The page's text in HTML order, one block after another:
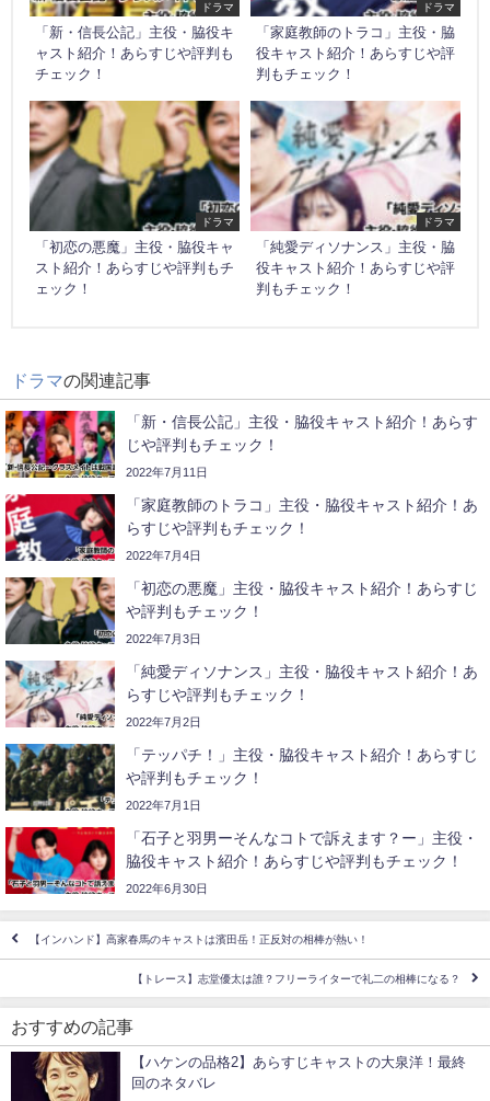
ドラマ
「新・信長公記」主役・脇役キ
ャスト紹介！あらすじや評判も
チェック！
ドラマ
「家庭教師のトラコ」主役・脇
役キャスト紹介！あらすじや評
判もチェック！
ドラマ
「初恋の悪魔」主役・脇役キャ
スト紹介！あらすじや評判もチ
ェック！
ドラマ
「純愛ディソナンス」主役・脇
役キャスト紹介！あらすじや評
判もチェック！
ドラマの関連記事
「新・信長公記」主役・脇役キャスト紹介！あらす
じや評判もチェック！
2022年7月11日
「家庭教師のトラコ」主役・脇役キャスト紹介！あ
らすじや評判もチェック！
2022年7月4日
「初恋の悪魔」主役・脇役キャスト紹介！あらすじ
や評判もチェック！
2022年7月3日
「純愛ディソナンス」主役・脇役キャスト紹介！あ
らすじや評判もチェック！
2022年7月2日
「テッパチ！」主役・脇役キャスト紹介！あらすじ
や評判もチェック！
2022年7月1日
「石子と羽男ーそんなコトで訴えます？ー」主役・
脇役キャスト紹介！あらすじや評判もチェック！
2022年6月30日
【インハンド】高家春馬のキャストは濱田岳！正反対の相棒が熱い！
【トレース】志堂優太は誰？フリーライターで礼二の相棒になる？
おすすめの記事
【ハケンの品格2】あらすじキャストの大泉洋！最終
回のネタバレ